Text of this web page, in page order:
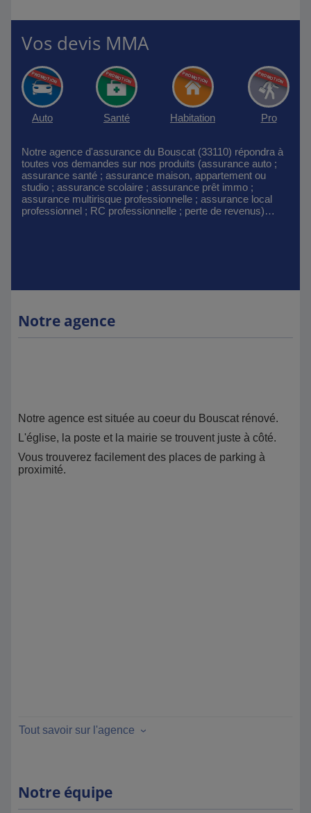
Vos devis MMA
Auto Santé Habitation Pro
Notre agence d'assurance du Bouscat (33110) répondra à
toutes vos demandes sur nos produits (assurance auto ;
assurance santé ; assurance maison, appartement ou
studio ; assurance scolaire ; assurance prêt immo ;
assurance multirisque professionnelle ; assurance local
professionnel ; RC professionnelle ; perte de revenus)…
Notre agence
Notre agence est située au coeur du Bouscat rénové.
L'église, la poste et la mairie se trouvent juste à côté.
Vous trouverez facilement des places de parking à
proximité.
Tout savoir sur l'agence
Notre équipe